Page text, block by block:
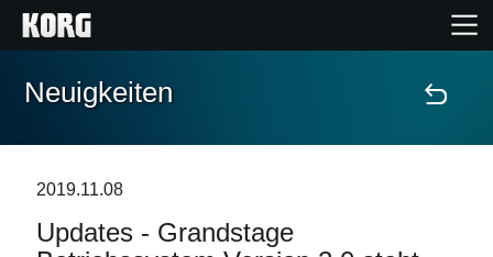
Home
Extras
Neuigkeiten
2019.11.08
Updates - Grandstage